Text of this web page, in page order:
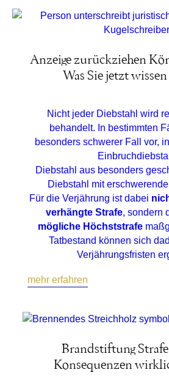
Anzeige zurückziehen
Was Sie jetzt
Nicht jeder Diebstahl wird
behandelt. In bestimmten
besonders schwerer Fall vor,
Diebstahl aus besonders
Diebstahl mit
Für die Verjährung ist dabei
verhängte Strafe, sondern
mögliche Höchststrafe
Tatbestand können sich
Verjährungsfristen
mehr erfahren
Brandstiftung
Konsequenzen